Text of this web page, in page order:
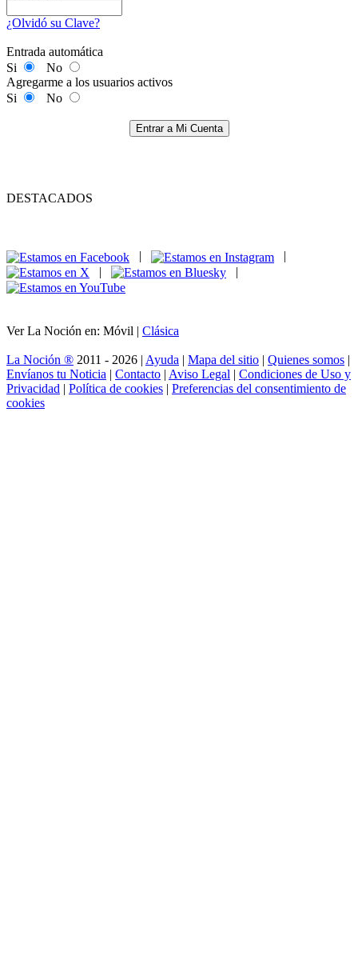
¿Olvidó su Clave?
Entrada automática
Si
No
Agregarme a los usuarios activos
Si
No
Entrar a Mi Cuenta
DESTACADOS
|
|
Ver La Noción en: Móvil | Clásica
La Noción ® 2011 - 2026 | Ayuda | Mapa del sitio | Quienes somos |
Envíanos tu Noticia | Contacto | Aviso Legal | Condiciones de Uso y
Privacidad | Política de cookies | Preferencias del consentimiento de
cookies